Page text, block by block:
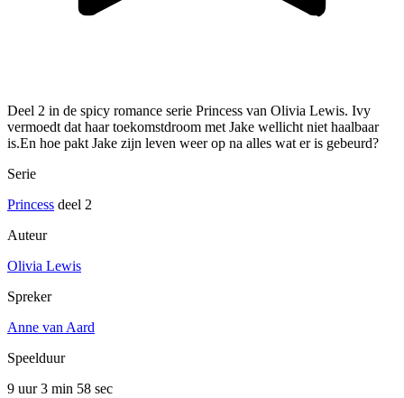
Deel 2 in de spicy romance serie Princess van Olivia Lewis. Ivy
vermoedt dat haar toekomstdroom met Jake wellicht niet haalbaar
is.En hoe pakt Jake zijn leven weer op na alles wat er is gebeurd?
Serie
Princess deel 2
Auteur
Olivia Lewis
Spreker
Anne van Aard
Speelduur
9 uur 3 min 58 sec